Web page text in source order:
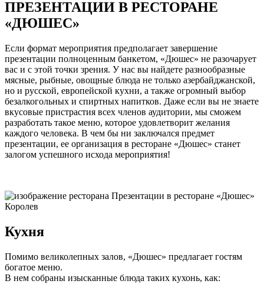
ПРЕЗЕНТАЦИИ В РЕСТОРАНЕ
«ДЮШЕС»
Если формат мероприятия предполагает завершение
презентации полноценным банкетом, «Дюшес» не разочарует
вас и с этой точки зрения. У нас вы найдете разнообразные
мясные, рыбные, овощные блюда не только азербайджанской,
но и русской, европейской кухни, а также огромный выбор
безалкогольных и спиртных напитков. Даже если вы не знаете
вкусовые пристрастия всех членов аудитории, мы сможем
разработать такое меню, которое удовлетворит желания
каждого человека. В чем бы ни заключался предмет
презентации, ее организация в ресторане «Дюшес» станет
залогом успешного исхода мероприятия!
Кухня
Помимо великолепных залов, «Дюшес» предлагает гостям
богатое меню.
В нем собраны изысканные блюда таких кухонь, как: